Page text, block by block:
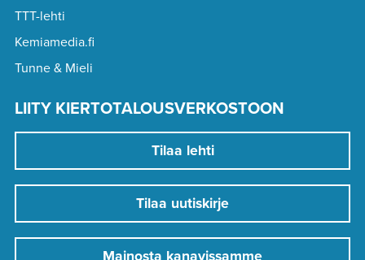
TTT-lehti
Kemiamedia.fi
Tunne & Mieli
LIITY KIERTOTALOUSVERKOSTOON
Tilaa lehti
Tilaa uutiskirje
Mainosta kanavissamme